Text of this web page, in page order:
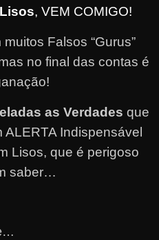
, VEM COMIGO!
Falsos “Gurus”
no final das contas é
as Verdades que
Indispensável
Lisos, que é perigoso
saber…